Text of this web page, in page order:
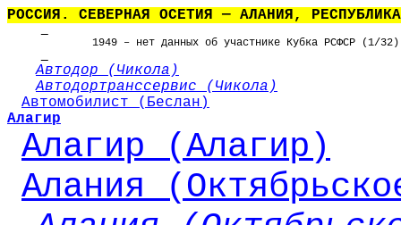
РОССИЯ. СЕВЕРНАЯ ОСЕТИЯ — АЛАНИЯ, РЕСПУБЛИКА
1949 – нет данных об участнике Кубка РСФСР (1/32)
Автодор (Чикола)
Автодортранссервис (Чикола)
Автомобилист (Беслан)
Алагир
Алагир (Алагир)
Алания